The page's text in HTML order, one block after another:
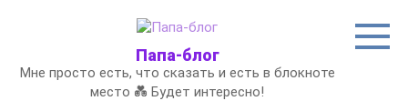
Папа-блог
Мне просто есть, что сказать и есть в блокноте
место 💑 Будет интересно!